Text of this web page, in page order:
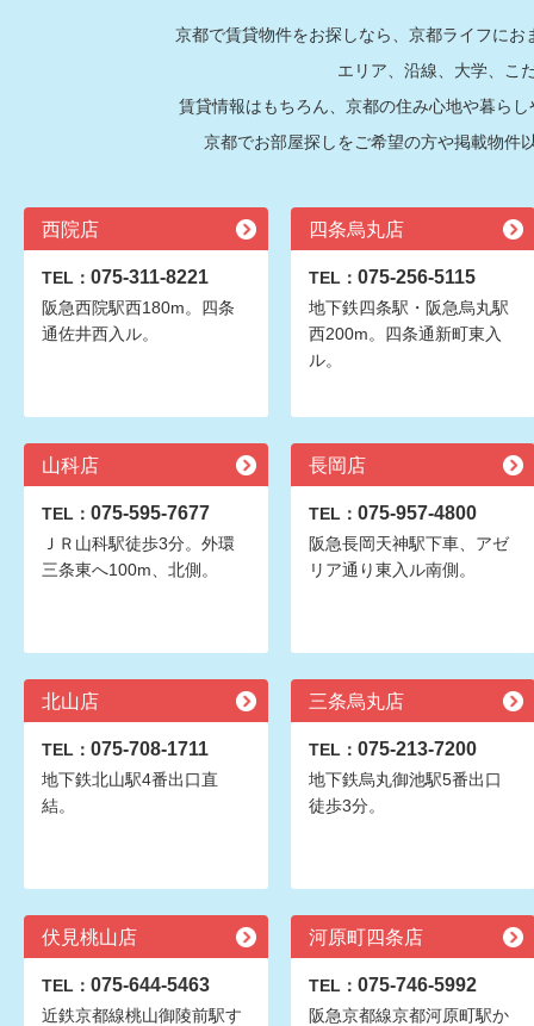
京都で賃貸物件をお探しなら、京都ライフに
エリア、沿線、大学、こ
賃貸情報はもちろん、京都の住み心地や暮ら
京都でお部屋探しをご希望の方や掲載物件
西院店
TEL： 075-311-8221
阪急西院駅西180m。四条
通佐井西入ル。
四条烏丸店
TEL： 075-256-5115
地下鉄四条駅・阪急烏丸駅
西200m。四条通新町東入
ル。
山科店
TEL： 075-595-7677
ＪＲ山科駅徒歩3分。外環
三条東へ100m、北側。
長岡店
TEL： 075-957-4800
阪急長岡天神駅下車、アゼ
リア通り東入ル南側。
北山店
TEL： 075-708-1711
地下鉄北山駅4番出口直
結。
三条烏丸店
TEL： 075-213-7200
地下鉄烏丸御池駅5番出口
徒歩3分。
伏見桃山店
TEL： 075-644-5463
近鉄京都線桃山御陵前駅す
河原町四条店
TEL： 075-746-5992
阪急京都線京都河原町駅か